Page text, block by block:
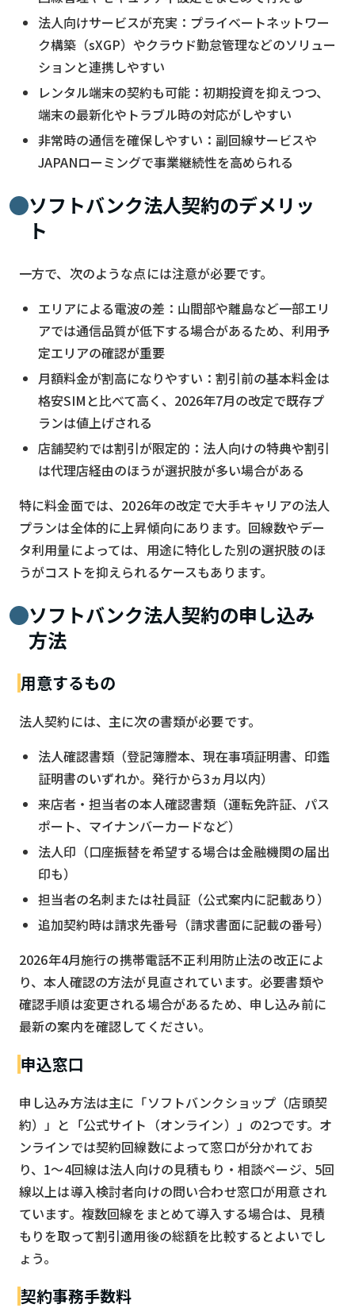
法人向けサービスが充実：プライベートネットワー
ク構築（sXGP）やクラウド勤怠管理などのソリュー
ションと連携しやすい
レンタル端末の契約も可能：初期投資を抑えつつ、
端末の最新化やトラブル時の対応がしやすい
非常時の通信を確保しやすい：副回線サービスや
JAPANローミングで事業継続性を高められる
ソフトバンク法人契約のデメリッ
ト
一方で、次のような点には注意が必要です。
エリアによる電波の差：山間部や離島など一部エリ
アでは通信品質が低下する場合があるため、利用予
定エリアの確認が重要
月額料金が割高になりやすい：割引前の基本料金は
格安SIMと比べて高く、2026年7月の改定で既存プ
ランは値上げされる
店舗契約では割引が限定的：法人向けの特典や割引
は代理店経由のほうが選択肢が多い場合がある
特に料金面では、2026年の改定で大手キャリアの法人
プランは全体的に上昇傾向にあります。回線数やデー
タ利用量によっては、用途に特化した別の選択肢のほ
うがコストを抑えられるケースもあります。
ソフトバンク法人契約の申し込み
方法
用意するもの
法人契約には、主に次の書類が必要です。
法人確認書類（登記簿謄本、現在事項証明書、印鑑
証明書のいずれか。発行から3ヵ月以内）
来店者・担当者の本人確認書類（運転免許証、パス
ポート、マイナンバーカードなど）
法人印（口座振替を希望する場合は金融機関の届出
印も）
担当者の名刺または社員証（公式案内に記載あり）
追加契約時は請求先番号（請求書面に記載の番号）
2026年4月施行の携帯電話不正利用防止法の改正によ
り、本人確認の方法が見直されています。必要書類や
確認手順は変更される場合があるため、申し込み前に
最新の案内を確認してください。
申込窓口
申し込み方法は主に「ソフトバンクショップ（店頭契
約）」と「公式サイト（オンライン）」の2つです。オ
ンラインでは契約回線数によって窓口が分かれてお
り、1〜4回線は法人向けの見積もり・相談ページ、5回
線以上は導入検討者向けの問い合わせ窓口が用意され
ています。複数回線をまとめて導入する場合は、見積
もりを取って割引適用後の総額を比較するとよいでし
ょう。
契約事務手数料